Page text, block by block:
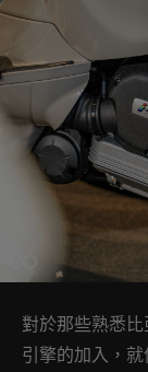
對於那些熟悉
引擎的加入，